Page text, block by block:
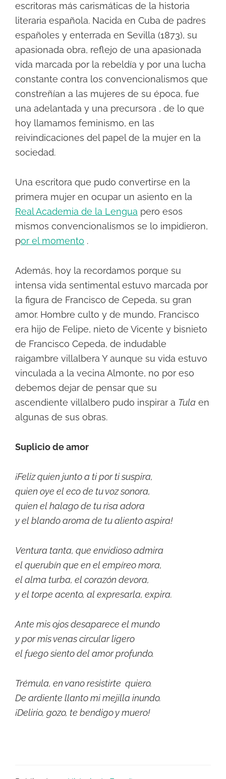
escritoras más carismáticas de la historia
literaria española. Nacida en Cuba de padres
españoles y enterrada en Sevilla (1873), su
apasionada obra, reflejo de una apasionada
vida marcada por la rebeldía y por una lucha
constante contra los convencionalismos que
constreñían a las mujeres de su época, fue
una adelantada y una precursora , de lo que
hoy llamamos feminismo, en las
reivindicaciones del papel de la mujer en la
sociedad.
Una escritora que pudo convertirse en la
primera mujer en ocupar un asiento en la
Real Academia de la Lengua pero esos
mismos convencionalismos se lo impidieron,
por el momento .
Además, hoy la recordamos porque su
intensa vida sentimental estuvo marcada por
la figura de Francisco de Cepeda, su gran
amor. Hombre culto y de mundo, Francisco
era hijo de Felipe, nieto de Vicente y bisnieto
de Francisco Cepeda, de indudable
raigambre villalbera Y aunque su vida estuvo
vinculada a la vecina Almonte, no por eso
debemos dejar de pensar que su
ascendiente villalbero pudo inspirar a Tula en
algunas de sus obras.
Suplicio de amor
¡Feliz quien junto a ti por ti suspira,
quien oye el eco de tu voz sonora,
quien el halago de tu risa adora
y el blando aroma de tu aliento aspira!
Ventura tanta, que envidioso admira
el querubín que en el empíreo mora,
el alma turba, el corazón devora,
y el torpe acento, al expresarla, expira.
Ante mis ojos desaparece el mundo
y por mis venas circular ligero
el fuego siento del amor profundo.
Trémula, en vano resistirte quiero.
De ardiente llanto mi mejilla inundo.
¡Delirio, gozo, te bendigo y muero!